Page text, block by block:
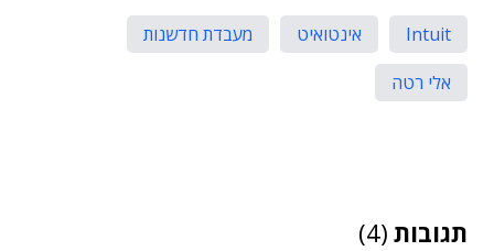
Intuit אינטואיט
מעבדת חדשנות
אלי רטה
תגובות (4)